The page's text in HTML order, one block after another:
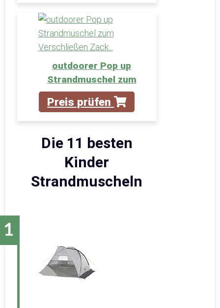
outdoorer Pop up
Strandmuschel zum
Preis prüfen
Die 11 besten
Kinder
Strandmuscheln